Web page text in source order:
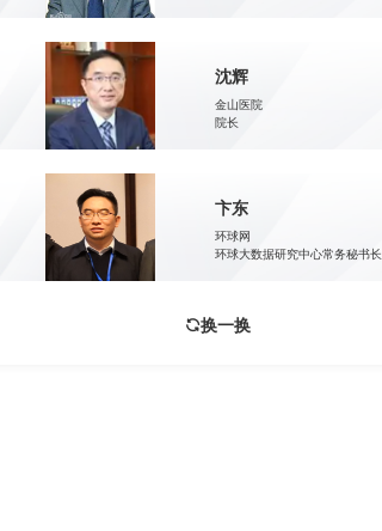
沈辉
金山医院
院长
卞东
环球网
环球大数据研究中心常务秘书长
换一换